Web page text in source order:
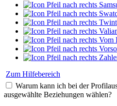
Twint
Vom
Zum Hilfebereich
Warum kann ich bei der
ausgewählte Beziehungen wählen?